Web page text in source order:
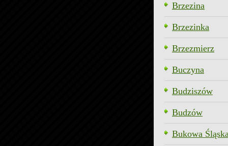
Brzezina
Brzezinka
Brzezmierz
Buczyna
Budziszów
Budzów
Bukowa